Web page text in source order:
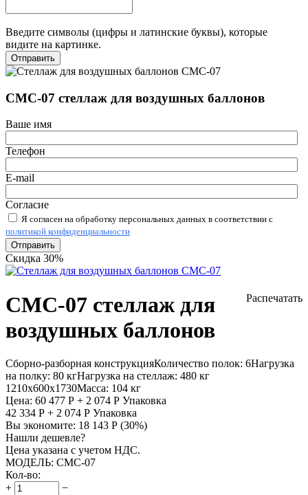
Введите символы (цифры и латинские буквы), которые
видите на картинке.
Отправить
СМС-07 стеллаж для воздушных баллонов
Ваше имя
Телефон
E-mail
Согласие
Я согласен на обработку персональных данных в соответствии с
политикой конфиденциальности
Отправить
Скидка 30%
Распечатать
СМС-07 стеллаж для
воздушных баллонов
Сборно-разборная конструкцияКоличество полок: 6Нагрузка
на полку: 80 кгНагрузка на стеллаж: 480 кг
1210х600х1730Масса: 104 кг
Цена: 60 477 Р + 2 074 Р Упаковка
42 334 Р + 2 074 Р Упаковка
Вы экономите: 18 143 Р (30%)
Нашли дешевле?
Цена указана с учетом НДС.
МОДЕЛЬ: СМС-07
Кол-во:
+
−